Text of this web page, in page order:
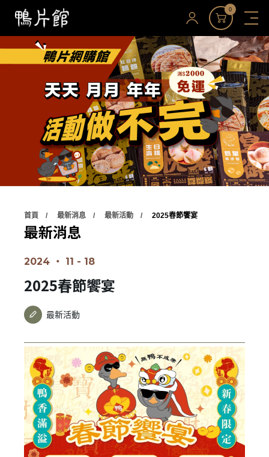
0
首頁 最新消息 最新活動 2025春節饗宴
最新消息
2024 ‧ 11 - 18
2025春節饗宴
最新活動